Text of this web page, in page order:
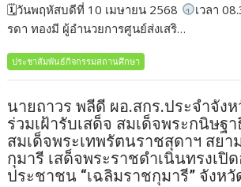
🗓วันพฤหัสบดีที่ 10 เมษายน 2568 เวลา
รดา ทองมี ผู้อำนวยการศูนย์ส่งเสริ…
ประชาสัมพันธ์กิจกรรมสถานศึกษา
นายถาวร พลีดี ผอ.สกร.ประจำจัง
ร่วมเฝ้ารับเสด็จ สมเด็จพระกนิษฐ
สมเด็จพระเทพรัตนราชสุดาฯ สยา
กุมารี เสด็จพระราชดำเนินทรงเปิ
ประชาชน “เฉลิมราชกุมารี” จังห